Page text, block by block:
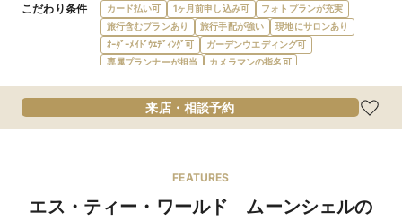
こだわり条件 カード払い可 1ヶ月前申し込み可
フォトプランが充実
旅行含むプランあり
旅行手配が強い
現地にサロンあり
ｵｰﾀﾞｰﾒｲﾄﾞｳｴﾃﾞｨﾝｸﾞ可
ガーデンウエディング可
専属プランナーが担当
カメラマンの指名可
ｵﾘｼﾞﾅﾙﾄﾞﾚｽﾌﾞﾗﾝﾄﾞあり
ドレス・衣装が充実
現地でドレスレンタル可
キャンセルポリ
シー
挙式日の前日から起算して28日前から22日前まで・・・
来店・相談予約
FEATURES
エス・ティー・ワールド ムーンシェルの